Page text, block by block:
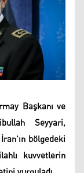
Başkanı ve
Seyyari,
bölgedeki
kuvvetlerin